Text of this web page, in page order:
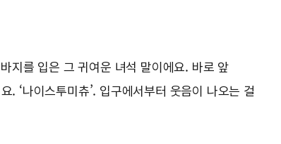
지를 입은 그 귀여운 녀석 말이에요. 바로 앞
‘나이스투미츄’. 입구에서부터 웃음이 나오는 걸